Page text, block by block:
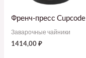
Френч-пресс Cupcode
Заварочные чайники
1414,00₽